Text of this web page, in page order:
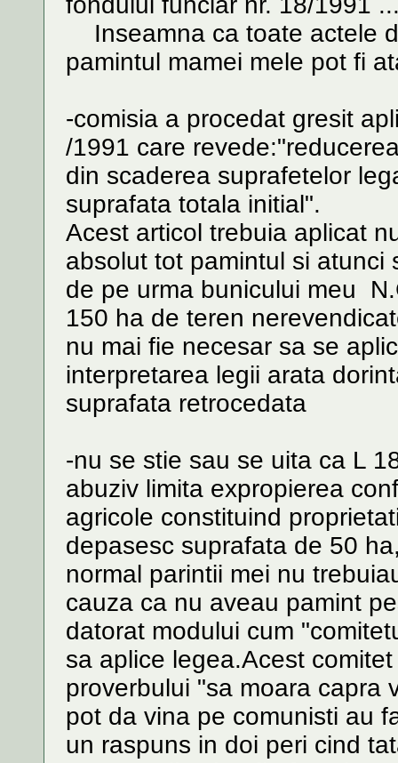
Inseamna ca toate actele
pamintul mamei mele pot fi
-comisia a procedat gresit
/1991 care
din scaderea suprafetelor
suprafata totala initial".
Acest articol trebuia aplicat
absolut tot pamintul si atunci
de pe urma bunicului meu
150 ha de teren
nu mai fie necesar sa se
interpretarea legii arata
suprafata retrocedata
-nu se stie sau se uita ca L
abuziv limita expropierea
agricole constituind
depasesc suprafata de 50
normal parintii mei nu
cauza ca nu aveau pamint
datorat modului cum
sa aplice legea.Acest
proverbului "sa moara capra
pot da vina pe comunisti au
un raspuns in doi peri cind